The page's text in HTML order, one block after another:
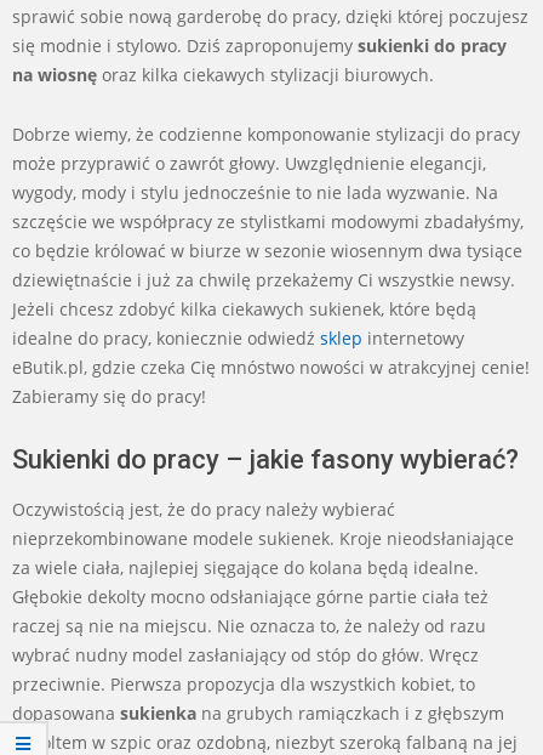
sprawić sobie nową garderobę do pracy, dzięki której poczujesz
się modnie i stylowo. Dziś zaproponujemy sukienki do pracy
na wiosnę oraz kilka ciekawych stylizacji biurowych.
Dobrze wiemy, że codzienne komponowanie stylizacji do pracy
może przyprawić o zawrót głowy. Uwzględnienie elegancji,
wygody, mody i stylu jednocześnie to nie lada wyzwanie. Na
szczęście we współpracy ze stylistkami modowymi zbadałyśmy,
co będzie królować w biurze w sezonie wiosennym dwa tysiące
dziewiętnaście i już za chwilę przekażemy Ci wszystkie newsy.
Jeżeli chcesz zdobyć kilka ciekawych sukienek, które będą
idealne do pracy, koniecznie odwiedź sklep internetowy
eButik.pl, gdzie czeka Cię mnóstwo nowości w atrakcyjnej cenie!
Zabieramy się do pracy!
Sukienki do pracy – jakie fasony wybierać?
Oczywistością jest, że do pracy należy wybierać
nieprzekombinowane modele sukienek. Kroje nieodsłaniające
za wiele ciała, najlepiej sięgające do kolana będą idealne.
Głębokie dekolty mocno odsłaniające górne partie ciała też
raczej są nie na miejscu. Nie oznacza to, że należy od razu
wybrać nudny model zasłaniający od stóp do głów. Wręcz
przeciwnie. Pierwsza propozycja dla wszystkich kobiet, to
dopasowana sukienka na grubych ramiączkach i z głębszym
dekoltem w szpic oraz ozdobną, niezbyt szeroką falbaną na jej